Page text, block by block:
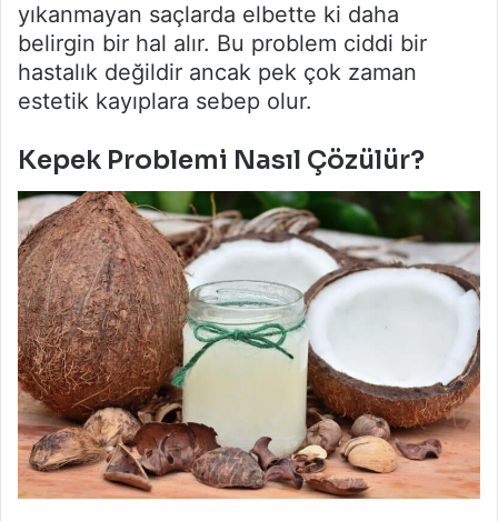
yıkanmayan saçlarda elbette ki daha
belirgin bir hal alır. Bu problem ciddi bir
hastalık değildir ancak pek çok zaman
estetik kayıplara sebep olur.
Kepek Problemi Nasıl Çözülür?